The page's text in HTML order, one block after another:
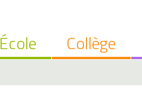
École Collège